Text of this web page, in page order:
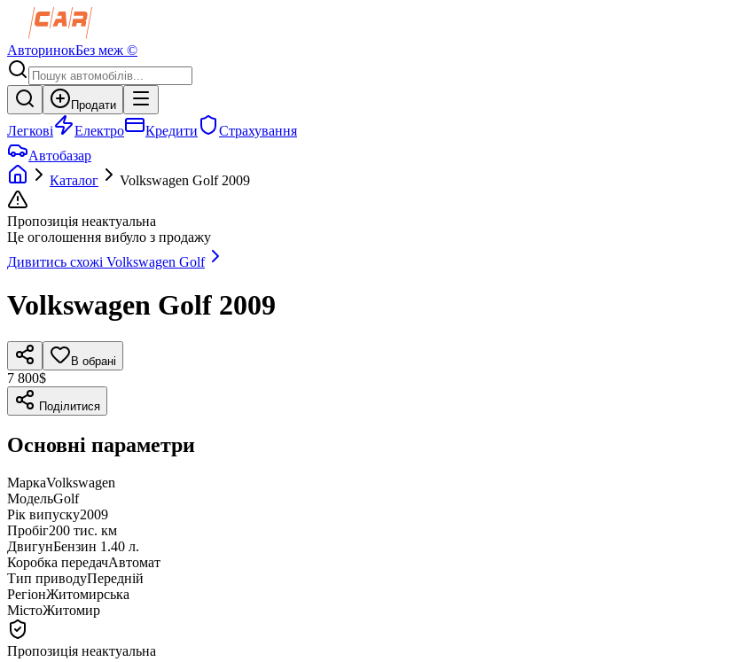
АвторинокБез меж ©
Продати
Легкові Електро Кредити
Страхування
Автобазар
Каталог
Volkswagen Golf 2009
Пропозиція неактуальна
Це оголошення вибуло з продажу
Дивитись схожі Volkswagen Golf
Volkswagen Golf 2009
В обрані
7 800$
Поділитися
Основні параметри
МаркаVolkswagen
МодельGolf
Рік випуску2009
Пробіг200 тис. км
ДвигунБензин 1.40 л.
Коробка передачАвтомат
Тип приводуПередній
РегіонЖитомирська
МістоЖитомир
Пропозиція неактуальна